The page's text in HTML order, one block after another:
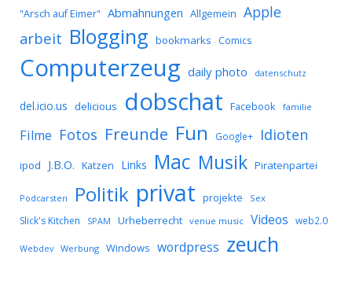
"Arsch auf Eimer" Abmahnungen Allgemein Apple
arbeit Blogging bookmarks Comics
Computerzeug daily photo datenschutz
del.icio.us delicious dobschat Facebook familie
Filme Fotos Freunde Fun Google+ Idioten
ipod J.B.O. Katzen Links Mac Musik Piratenpartei
Podcarsten Politik privat projekte Sex
Slick's Kitchen SPAM Urheberrecht venue music Videos web2.0
Webdev Werbung Windows wordpress zeuch